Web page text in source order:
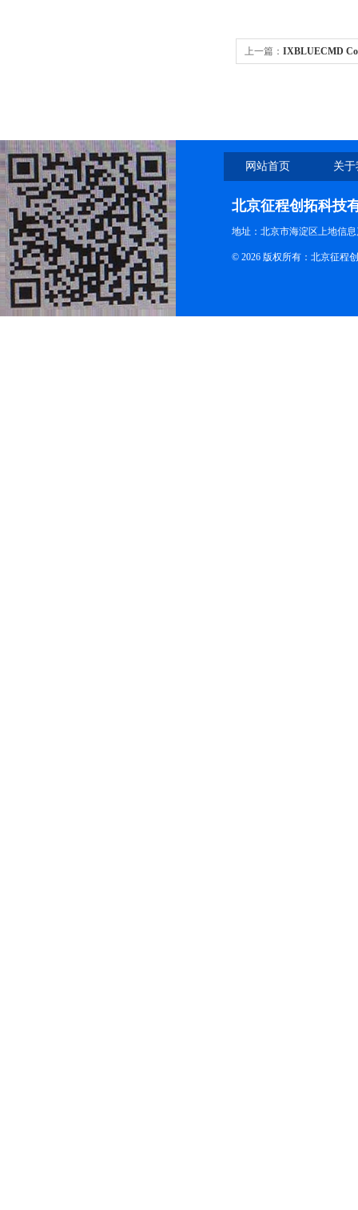
上一篇： IXBLUECMD
网站首页 关
北京征程创拓科技
地址：北京市海淀区上地信
© 2026 版权所有：北京征程